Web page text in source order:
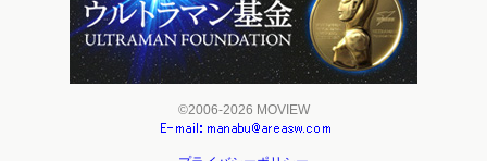
©2006-2026 MOVIEW